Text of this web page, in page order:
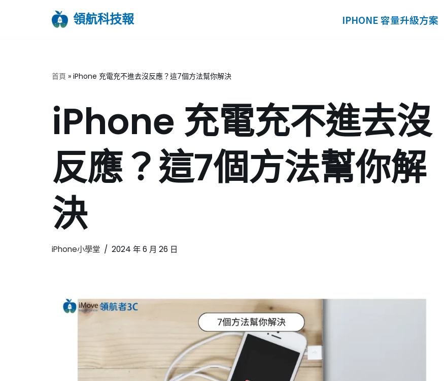
領航科技報 IPHONE 容量升級方案
首頁 » iPhone 充電充不進去沒反應？這7個方法幫你解決
iPhone 充電充不進去沒
反應？這7個方法幫你解
決
iPhone小學堂 2024 年 6 月 26 日